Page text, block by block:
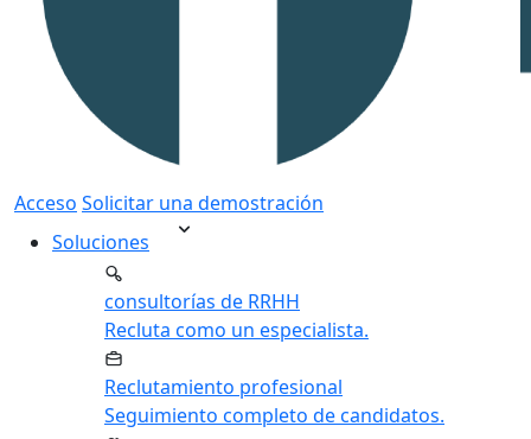
Acceso Solicitar una demostración
Soluciones
consultorías de RRHH
Recluta como un especialista.
Reclutamiento profesional
Seguimiento completo de candidatos.